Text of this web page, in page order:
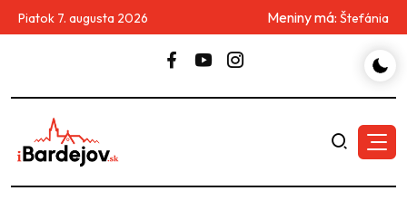
Piatok 7. augusta 2026 Meniny má: Štefánia